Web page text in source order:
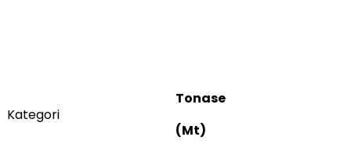
Kategori
Tonase
(Mt)